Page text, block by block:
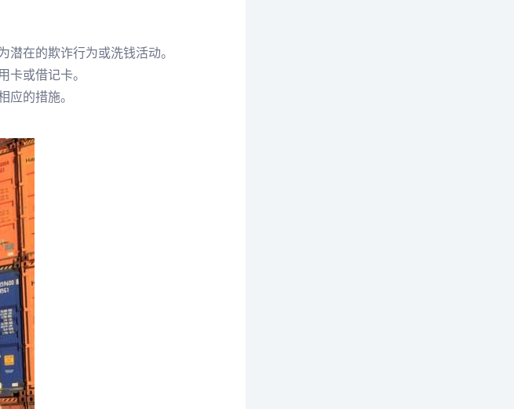
在的欺诈行为或洗钱活动。
卡或借记卡。
应的措施。